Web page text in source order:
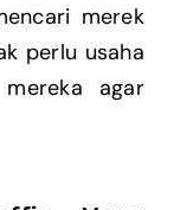
merek
perlu usaha
agar